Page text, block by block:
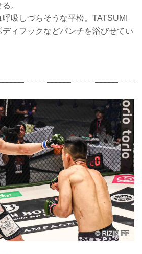
。
吸しづらそうな平松。TATSUMI
ィフックなどパンチを浴びせてい